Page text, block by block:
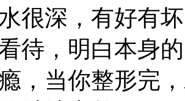
很深，有好有
待，明白本身
瘾，当你整形完